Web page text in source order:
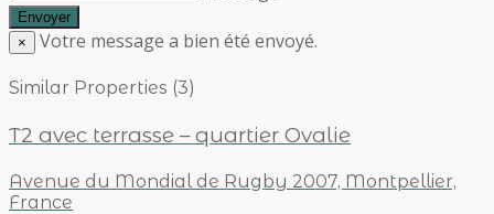
× Votre message a bien été envoyé.
Similar Properties (3)
T2 avec terrasse – quartier Ovalie
Avenue du Mondial de Rugby 2007, Montpellier,
France